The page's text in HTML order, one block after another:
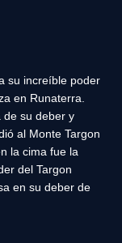
su increíble poder
en Runaterra.
de su deber y
al Monte Targon
la cima fue la
del Targon
en su deber de